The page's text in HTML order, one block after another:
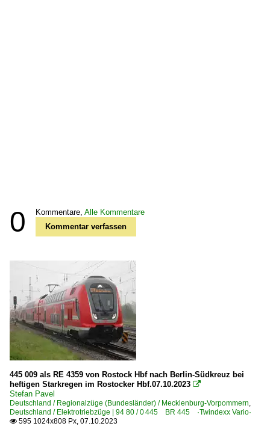
0 Kommentare, Alle Kommentare
Kommentar verfassen
445 009 als RE 4359 von Rostock Hbf nach Berlin-Südkreuz bei
heftigen Starkregen im Rostocker Hbf.07.10.2023 
Stefan Pavel
Deutschland / Regionalzüge (Bundesländer) / Mecklenburg-Vorpommern,
Deutschland / Elektrotriebzüge | 94 80 / 0 445 BR 445 ·Twindexx Vario·
 595 1024x808 Px, 07.10.2023